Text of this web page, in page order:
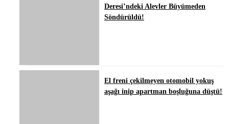
Deresi’ndeki Alevler Büyümeden
Söndürüldü!
El freni çekilmeyen otomobil yokuş
aşağı inip apartman boşluğuna düştü!